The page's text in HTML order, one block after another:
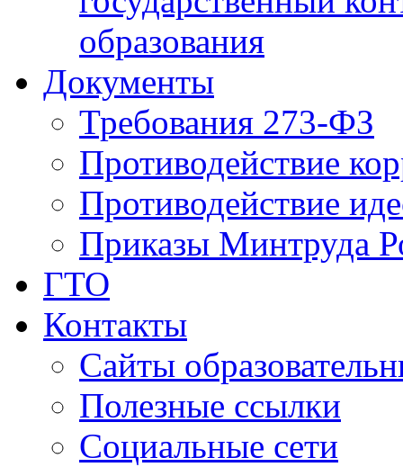
образования
Документы
Требования 273-ФЗ
Противодействие
Противодействие
Приказы Минтруда
ГТО
Контакты
Сайты
Полезные ссылки
Социальные сети